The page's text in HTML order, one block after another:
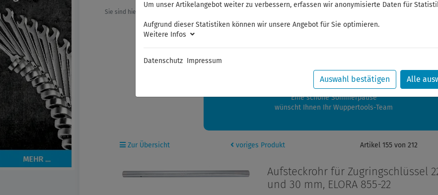
Sie sind hier:
Sommerferien
zwischen 28.07.2026 und 21.08.2026 machen auch wir Urlaub.
Ihre Bestellungen in diesem Zeitraum werden ab dem 24.08.2026
Eine schöne Sommerpause
wünscht Ihnen Ihr Wuppertools-Team
Zur Übersicht voriges Produkt Artikel 155 von 212
Aufsteckrohr für Zugringschlüssel
und 30 mm, ELORA 855-22
Um unser Artikelangebot weiter zu verbessern, erfassen wir anonymisierte Daten für
Aufgrund dieser Statistiken können wir unsere Angebot für Sie optimieren.
Weitere Infos
Datenschutz Impressum
Auswahl bestätigen Alle